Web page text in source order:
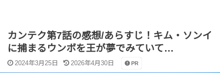
カンテク第7話の感想/あらすじ！キム・ソンイ
に捕まるウンボを王が夢でみていて…
2024年3月25日 2026年4月30日 PR